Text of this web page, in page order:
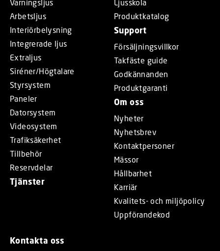
Varningsljus
Arbetsljus
Interiörbelysning
Integrerade ljus
Extraljus
Siréner/Högtalare
Styrsystem
Paneler
Datorsystem
Videosystem
Trafiksäkerhet
Tillbehör
Reservdelar
Tjänster
Ljusskola
Produktkatalog
Support
Försäljningsvillkor
Takfäste guide
Godkännanden
Produktgaranti
Om oss
Nyheter
Nyhetsbrev
Kontaktpersoner
Mässor
Hållbarhet
Karriär
Kvalitets- och miljöpolicy
Uppförandekod
Kontakta oss